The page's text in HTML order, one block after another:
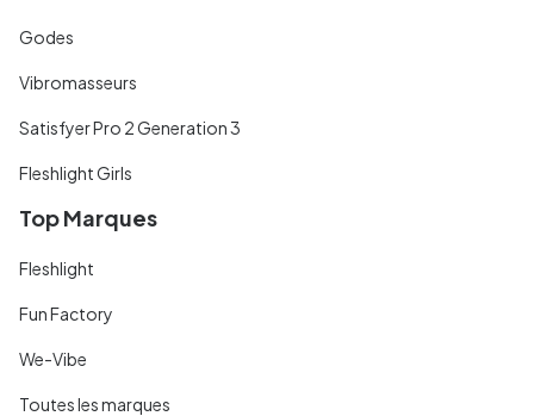
Godes
Vibromasseurs
Satisfyer Pro 2 Generation 3
Fleshlight Girls
Top Marques
Fleshlight
Fun Factory
We-Vibe
Toutes les marques